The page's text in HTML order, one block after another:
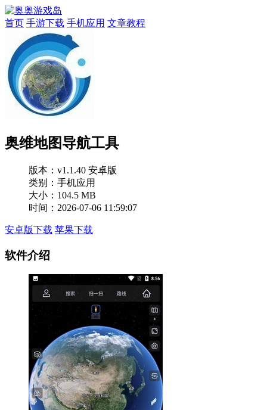
首页 手游下载 手机应用 文章教程
奥维地图导航工具
版本： v1.1.40 安卓版
类别：手机应用
大小：104.5 MB
时间：2026-07-06 11:59:07
安卓版下载 苹果下载
软件介绍